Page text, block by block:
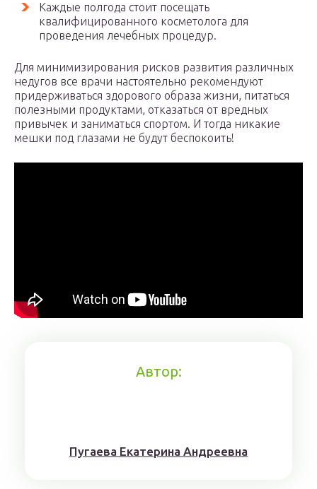
Каждые полгода стоит посещать
квалифицированного косметолога для
проведения лечебных процедур.
Для минимизирования рисков развития различных
недугов все врачи настоятельно рекомендуют
придерживаться здорового образа жизни, питаться
полезными продуктами, отказаться от вредных
привычек и заниматься спортом. И тогда никакие
мешки под глазами не будут беспокоить!
Автор:
Пугaeва Eкатеринa Aндрeeвна